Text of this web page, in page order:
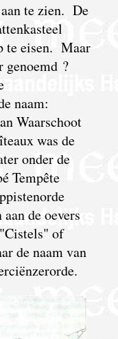
te zien. De
te eisen. Maar
genoemd ?
naam:
Waarschoot
was de
onder de
Tempête
de oevers
of
de naam van